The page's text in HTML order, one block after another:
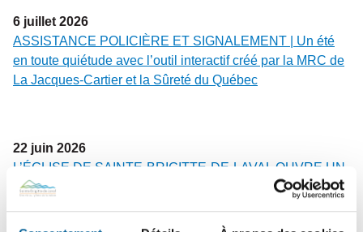
6 juillet 2026
ASSISTANCE POLICIÈRE ET SIGNALEMENT | Un été
en toute quiétude avec l’outil interactif créé par la MRC de
La Jacques-Cartier et la Sûreté du Québec
22 juin 2026
L’ÉGLISE DE SAINTE-BRIGITTE-DE-LAVAL OUVRE UN
TOUT NOUVEAU CHAPITRE DE SON HISTOIRE | Une
l’église patrimoniale, un lieu redonné aux citoyens et aux